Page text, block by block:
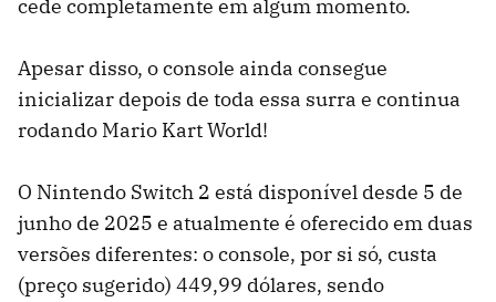
cede completamente em algum momento.
Apesar disso, o console ainda consegue
inicializar depois de toda essa surra e continua
rodando Mario Kart World!
O Nintendo Switch 2 está disponível desde 5 de
junho de 2025 e atualmente é oferecido em duas
versões diferentes: o console, por si só, custa
(preço sugerido) 449,99 dólares, sendo